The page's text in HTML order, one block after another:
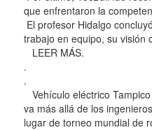
que enfrentaron la
El profesor Hidalgo
trabajo en equipo, su visión
LEER MÁS.
.
.
Vehículo eléctrico
va más allá de los
lugar de torneo mundial de